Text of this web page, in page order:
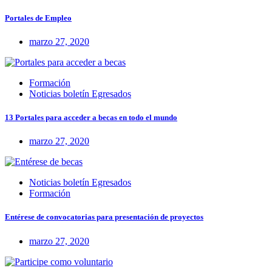
Portales de Empleo
marzo 27, 2020
Formación
Noticias boletín Egresados
13 Portales para acceder a becas en todo el mundo
marzo 27, 2020
Noticias boletín Egresados
Formación
Entérese de convocatorias para presentación de proyectos
marzo 27, 2020